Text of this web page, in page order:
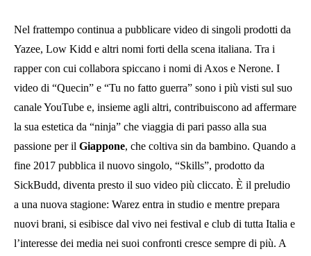
Nel frattempo continua a pubblicare video di singoli prodotti da
Yazee, Low Kidd e altri nomi forti della scena italiana. Tra i
rapper con cui collabora spiccano i nomi di Axos e Nerone. I
video di “Quecin” e “Tu no fatto guerra” sono i più visti sul suo
canale YouTube e, insieme agli altri, contribuiscono ad affermare
la sua estetica da “ninja” che viaggia di pari passo alla sua
passione per il Giappone, che coltiva sin da bambino. Quando a
fine 2017 pubblica il nuovo singolo, “Skills”, prodotto da
SickBudd, diventa presto il suo video più cliccato. È il preludio
a una nuova stagione: Warez entra in studio e mentre prepara
nuovi brani, si esibisce dal vivo nei festival e club di tutta Italia e
l’interesse dei media nei suoi confronti cresce sempre di più. A